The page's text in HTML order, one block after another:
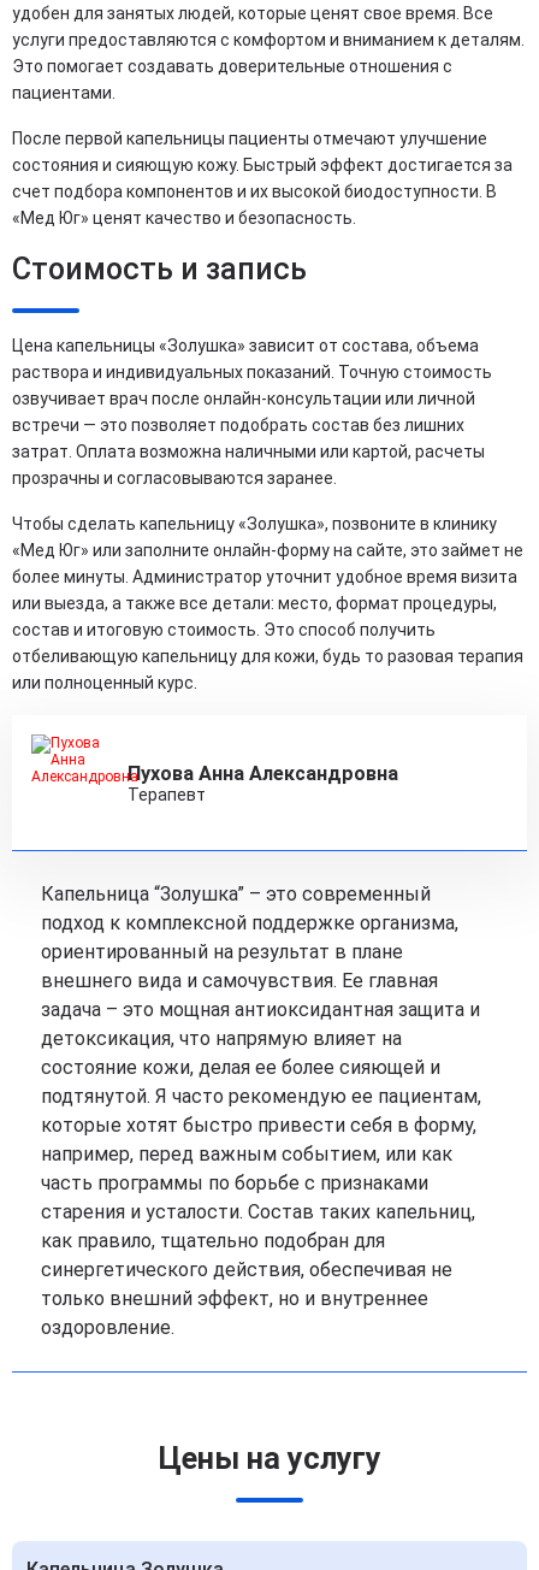
удобен для занятых людей, которые ценят свое время. Все
услуги предоставляются с комфортом и вниманием к деталям.
Это помогает создавать доверительные отношения с
пациентами.
После первой капельницы пациенты отмечают улучшение
состояния и сияющую кожу. Быстрый эффект достигается за
счет подбора компонентов и их высокой биодоступности. В
«Мед Юг» ценят качество и безопасность.
Стоимость и запись
Цена капельницы «Золушка» зависит от состава, объема
раствора и индивидуальных показаний. Точную стоимость
озвучивает врач после онлайн‑консультации или личной
встречи — это позволяет подобрать состав без лишних
затрат. Оплата возможна наличными или картой, расчеты
прозрачны и согласовываются заранее.
Чтобы сделать капельницу «Золушка», позвоните в клинику
«Мед Юг» или заполните онлайн‑форму на сайте, это займет не
более минуты. Администратор уточнит удобное время визита
или выезда, а также все детали: место, формат процедуры,
состав и итоговую стоимость. Это способ получить
отбеливающую капельницу для кожи, будь то разовая терапия
или полноценный курс.
Пухова Анна Александровна
Терапевт
Капельница “Золушка” – это современный
подход к комплексной поддержке организма,
ориентированный на результат в плане
внешнего вида и самочувствия. Ее главная
задача – это мощная антиоксидантная защита и
детоксикация, что напрямую влияет на
состояние кожи, делая ее более сияющей и
подтянутой. Я часто рекомендую ее пациентам,
которые хотят быстро привести себя в форму,
например, перед важным событием, или как
часть программы по борьбе с признаками
старения и усталости. Состав таких капельниц,
как правило, тщательно подобран для
синергетического действия, обеспечивая не
только внешний эффект, но и внутреннее
оздоровление.
Цены на услугу